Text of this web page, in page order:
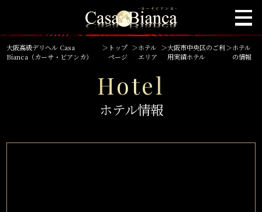
大阪高級デリヘル Casa
Bianca（カーサ・ビアンカ）
＞ トップ
ページ
＞ホテル
エリア
＞大阪市中央区のご利
用実績ホテル
＞ホテル
の情報
Hotel
ホテル情報